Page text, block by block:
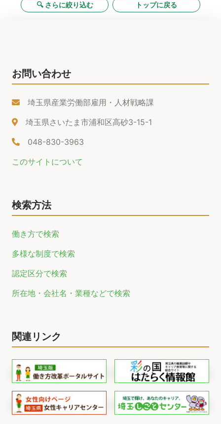
🔍 さらに絞り込む トップに戻る
お問い合わせ
埼玉県産業労働部雇用・人材戦略課
埼玉県さいたま市浦和区高砂3-15-1
048-830-3963
このサイトについて
検索方法
働き方で検索
多様な制度で検索
認定区分で検索
所在地・会社名・業種などで検索
関連リンク